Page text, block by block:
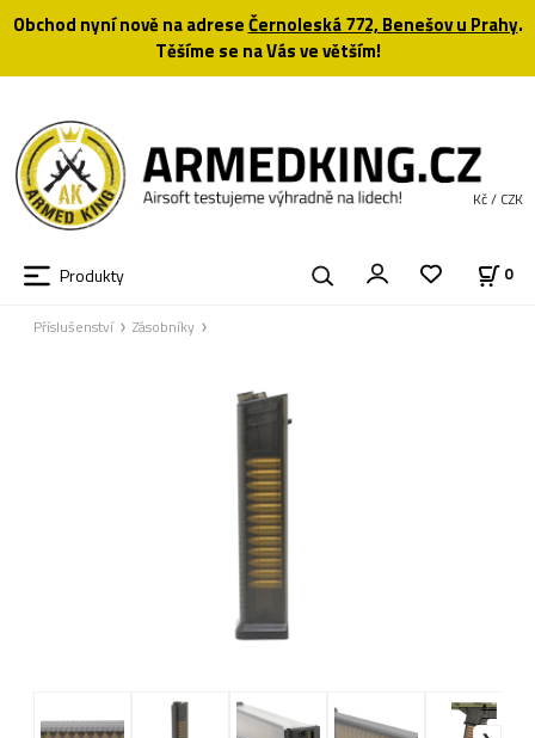
Obchod nyní nově na adreseČernoleská 772, Benešov u Prahy.
Těšíme se na Vás ve větším!
Produkty 0
Kč / CZK
Příslušenství Zásobníky